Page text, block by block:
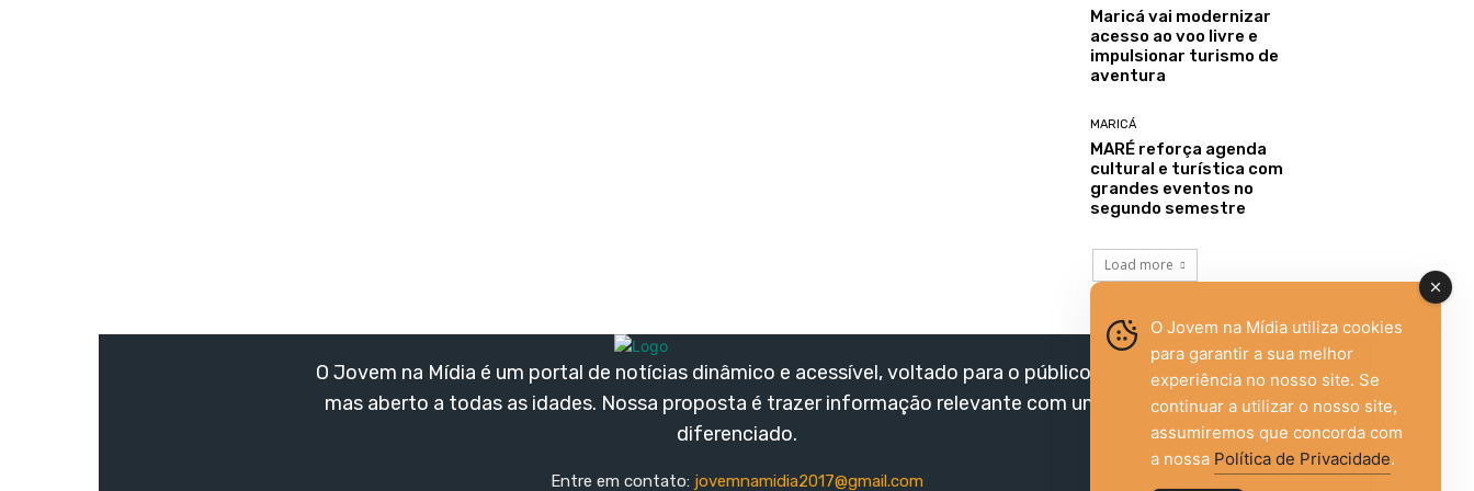
Maricá vai modernizar
acesso ao voo livre e
impulsionar turismo de
aventura
MARICÁ
MARÉ reforça agenda
cultural e turística com
grandes eventos no
segundo semestre
Load more
O Jovem na Mídia é um portal de notícias dinâmico e acessível, voltado para o público jovem,
mas aberto a todas as idades. Nossa proposta é trazer informação relevante com um olhar
diferenciado.
Entre em contato: jovemnamidia2017@gmail.com
O Jovem na Mídia utiliza cookies
para garantir a sua melhor
experiência no nosso site. Se
continuar a utilizar o nosso site,
assumiremos que concorda com
a nossa Política de Privacidade.